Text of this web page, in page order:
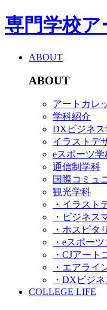
専門学校
ABOUT
ABOUT
アートカレ
学科紹介
DXビジネス
イラストデ
eスポーツ学
通信制学科
国際コミュ
観光学科
・イラスト
・ビジネス
・ホスピタ
・eスポー
・CJアート
・エアライ
・DXビジ
COLLEGE LIFE